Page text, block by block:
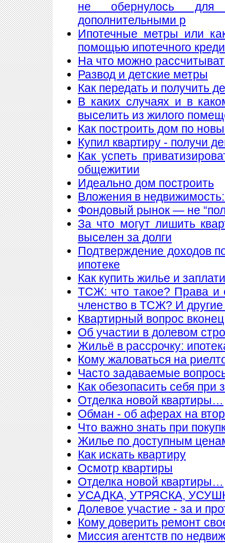
не обернулось
дополнительными р
Ипотечные метры или
помощью ипотечного
На что можно
Развод и детские метры
Как передать и получить
В каких случаях и в
выселить из жилого
Как построить дом по
Купил квартиру - получи
Как успеть
общежитии
Идеально дом построить
Вложения в
Фондовый рынок — не
За что могут лишить
выселен за долги
Подтверждение доходов
ипотеке
Как купить жилье и
ТСЖ: что такое? Права и
членство в ТСЖ? И
Квартирный вопрос
Об участии в долевом
Жильё в рассрочку:
Кому жаловаться на
Часто задаваемые
Как обезопасить себя при
Отделка новой квартиры…
Обман - об аферах на
Что важно знать при
Жилье по доступным
Как искать квартиру
Осмотр квартиры
Отделка новой квартиры…
УСАДКА, УТРЯСКА,
Долевое участие - за и
Кому доверить ремонт
Миссия агентств по